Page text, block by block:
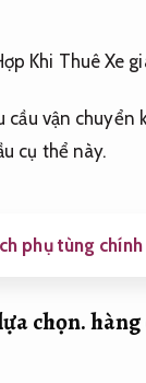
cầu vận chuyển
cụ thể này.
phụ tùng
chọn.hàng